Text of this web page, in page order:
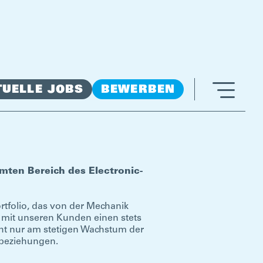
JOBS BEWERBEN
Bereich des Electronic-
das von der Mechanik
unseren Kunden einen stets
nur am stetigen Wachstum der